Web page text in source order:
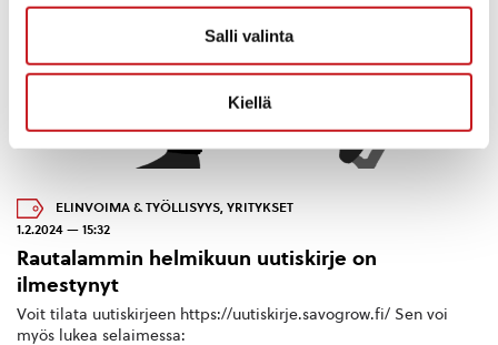
Salli valinta
Kiellä
ELINVOIMA & TYÖLLISYYS, YRITYKSET
1.2.2024 — 15:32
Rautalammin helmikuun uutiskirje on
ilmestynyt
Voit tilata uutiskirjeen https://uutiskirje.savogrow.fi/ Sen voi
myös lukea selaimessa: